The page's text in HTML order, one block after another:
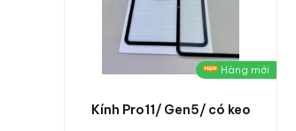
Hàng mới
Kính Pro11/ Gen5/ có keo